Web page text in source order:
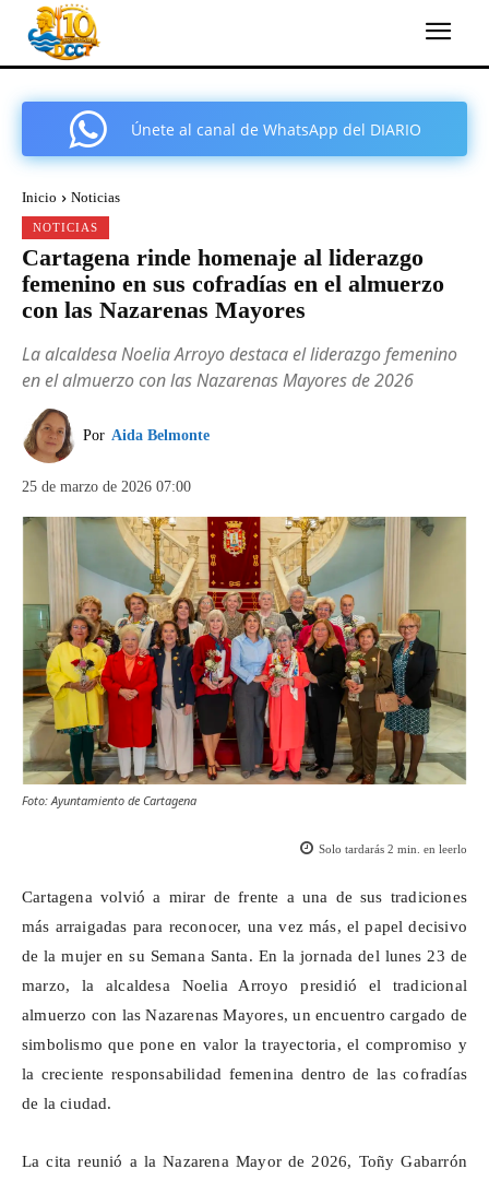
Únete al canal de WhatsApp del DIARIO
Inicio Noticias
NOTICIAS
Cartagena rinde homenaje al liderazgo
femenino en sus cofradías en el almuerzo
con las Nazarenas Mayores
La alcaldesa Noelia Arroyo destaca el liderazgo femenino
en el almuerzo con las Nazarenas Mayores de 2026
Por Aida Belmonte
25 de marzo de 2026 07:00
Foto: Ayuntamiento de Cartagena
Solo tardarás 2 min. en leerlo
Cartagena volvió a mirar de frente a una de sus tradiciones
más arraigadas para reconocer, una vez más, el papel decisivo
de la mujer en su Semana Santa. En la jornada del lunes 23 de
marzo, la alcaldesa Noelia Arroyo presidió el tradicional
almuerzo con las Nazarenas Mayores, un encuentro cargado de
simbolismo que pone en valor la trayectoria, el compromiso y
la creciente responsabilidad femenina dentro de las cofradías
de la ciudad.
La cita reunió a la Nazarena Mayor de 2026, Toñy Gabarrón